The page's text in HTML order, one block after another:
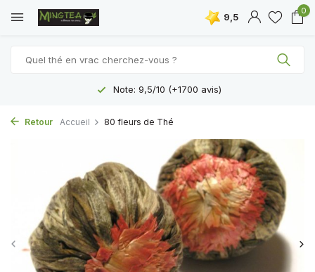
9,5
0
Note: 9,5/10 (+1700 avis)
Retour Accueil 80 fleurs de Thé